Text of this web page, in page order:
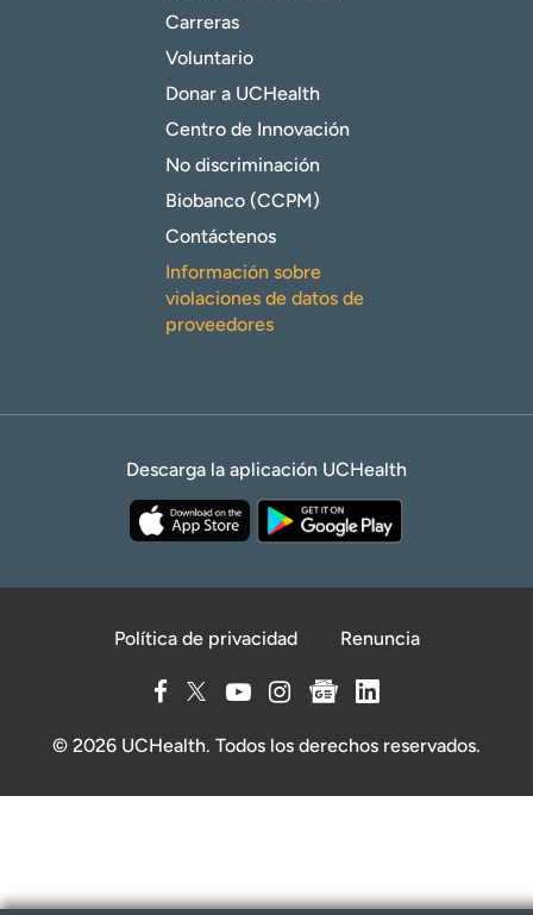
Carreras
Voluntario
Donar a UCHealth
Centro de Innovación
No discriminación
Biobanco (CCPM)
Contáctenos
Información sobre
violaciones de datos de
proveedores
Descarga la aplicación UCHealth
Política de privacidad Renuncia
© 2026 UCHealth. Todos los derechos reservados.